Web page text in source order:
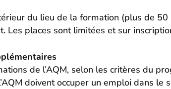
du lieu de la formation (plus de
Les places sont limitées et sur
de l’AQM, selon les critères du
doivent occuper un emploi dans